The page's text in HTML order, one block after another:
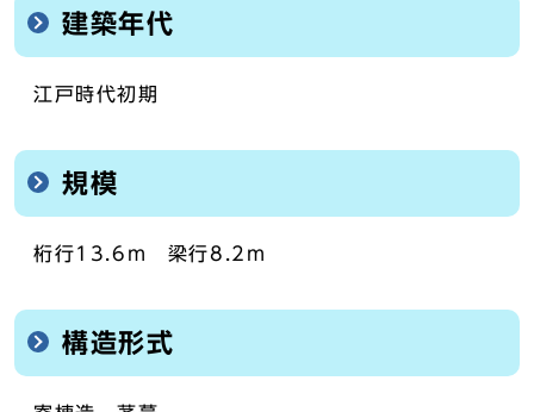
建築年代
江戸時代初期
規模
桁行13.6m 梁行8.2m
構造形式